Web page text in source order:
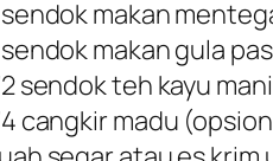
makan
makan gula
sendok teh kayu
cangkir madu